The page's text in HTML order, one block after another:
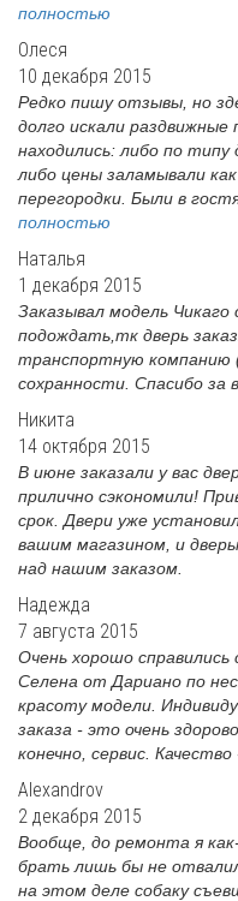
полностью
Олеся
10 декабря 2015
Редко пишу отзывы, но
долго искали
находились: либо по
либо цены заламывали
перегородки. Были в
полностью
Наталья
1 декабря 2015
Заказывал модель
подождать,тк дверь
транспортную компанию
сохранности. Спасибо за
Никита
14 октября 2015
В июне заказали у вас
прилично сэкономили!
срок. Двери уже
вашим магазином, и
над нашим заказом.
Надежда
7 августа 2015
Очень хорошо
Селена от Дариано по
красоту модели.
заказа - это очень
конечно, сервис. Качество
Alexandrov
2 декабря 2015
Вообще, до ремонта я
брать лишь бы не
на этом деле собаку